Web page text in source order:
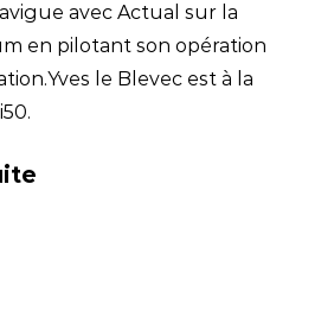
avec Actual sur la
en pilotant son opération
Yves le Blevec est à la